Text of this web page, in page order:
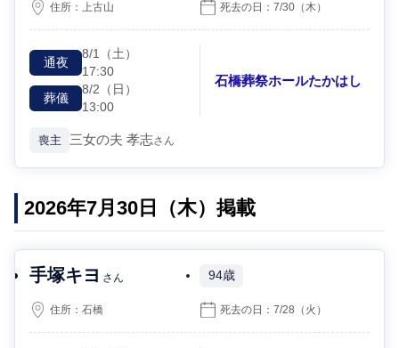
住所：上古山 死去の日：7/30 （木）
通夜
8/1 （土）
17:30
葬儀
8/2 （日）
13:00
石橋葬祭ホールたかはし
喪主 三女の夫 孝志さん
2026年7月30日（木）掲載
手塚キヨ さん 94歳
住所：石橋 死去の日：7/28 （火）